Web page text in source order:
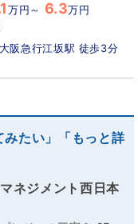
万円～ 6.3万円
阪急行江坂駅 徒歩3分
みたい」「もっと詳
ネジメント西日本